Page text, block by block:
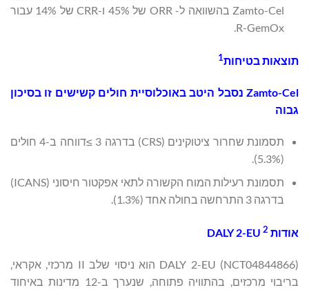
Zamto-Cel בהשוואה ל- ORR של 45% ו-CRR של 14% עבור
R-GemOx.
תוצאות בטיחות1
Zamto-Cel נסבל היטב באוכלוסיית חולים קשישים זו בסיכון
גבוה
תסמונת שחרור ציטוקינים (CRS) בדרגה 3 ≥דווחה ב-4 חולים
(5.3%).
תסמונת רעילות המוח הקשורה לתאי אפקטור חיסוני (ICANS)
בדרגה 3 התרחשה בחולה אחד (1.3%).
אודות DALY 2-EU 2
DALY 2-EU (NCT04844866) הוא ניסוי שלב II מרכזי, אקראי,
בריבוי מרכזים, בהתוויה פתוחה, שנערך ב-12 מדינות באיחוד